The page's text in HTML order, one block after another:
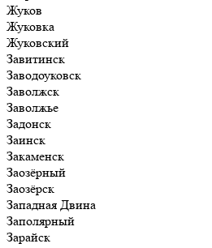
Жуков
Жуковка
Жуковский
Завитинск
Заводоуковск
Заволжск
Заволжье
Задонск
Заинск
Закаменск
Заозёрный
Заозёрск
Западная Двина
Заполярный
Зарайск